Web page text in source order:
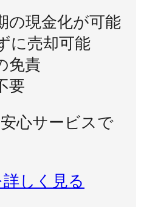
の現金化が可能
に売却可能
免責
要
心サービスで
しく見る